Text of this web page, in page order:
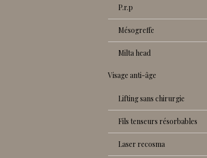
p.r.p
mésogreffe
milta head
visage anti-âge
lifting sans chirurgie
fils tenseurs résorbables
laser recosma